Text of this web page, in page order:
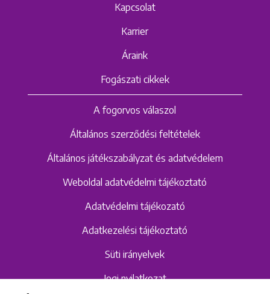
Kapcsolat
Karrier
Áraink
Fogászati cikkek
A fogorvos válaszol
Általános szerződési feltételek
Általános játékszabályzat és adatvédelem
Weboldal adatvédelmi tájékoztató
Adatvédelmi tájékozató
Adatkezelési tájékoztató
Süti irányelvek
Jogi nyilatkozat